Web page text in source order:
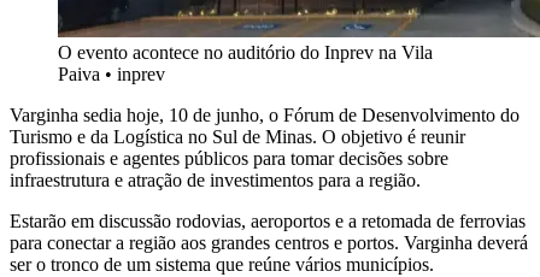
O evento acontece no auditório do Inprev na Vila
Paiva • inprev
Varginha sedia hoje, 10 de junho, o Fórum de Desenvolvimento do
Turismo e da Logística no Sul de Minas. O objetivo é reunir
profissionais e agentes públicos para tomar decisões sobre
infraestrutura e atração de investimentos para a região.
Estarão em discussão rodovias, aeroportos e a retomada de ferrovias
para conectar a região aos grandes centros e portos. Varginha deverá
ser o tronco de um sistema que reúne vários municípios.